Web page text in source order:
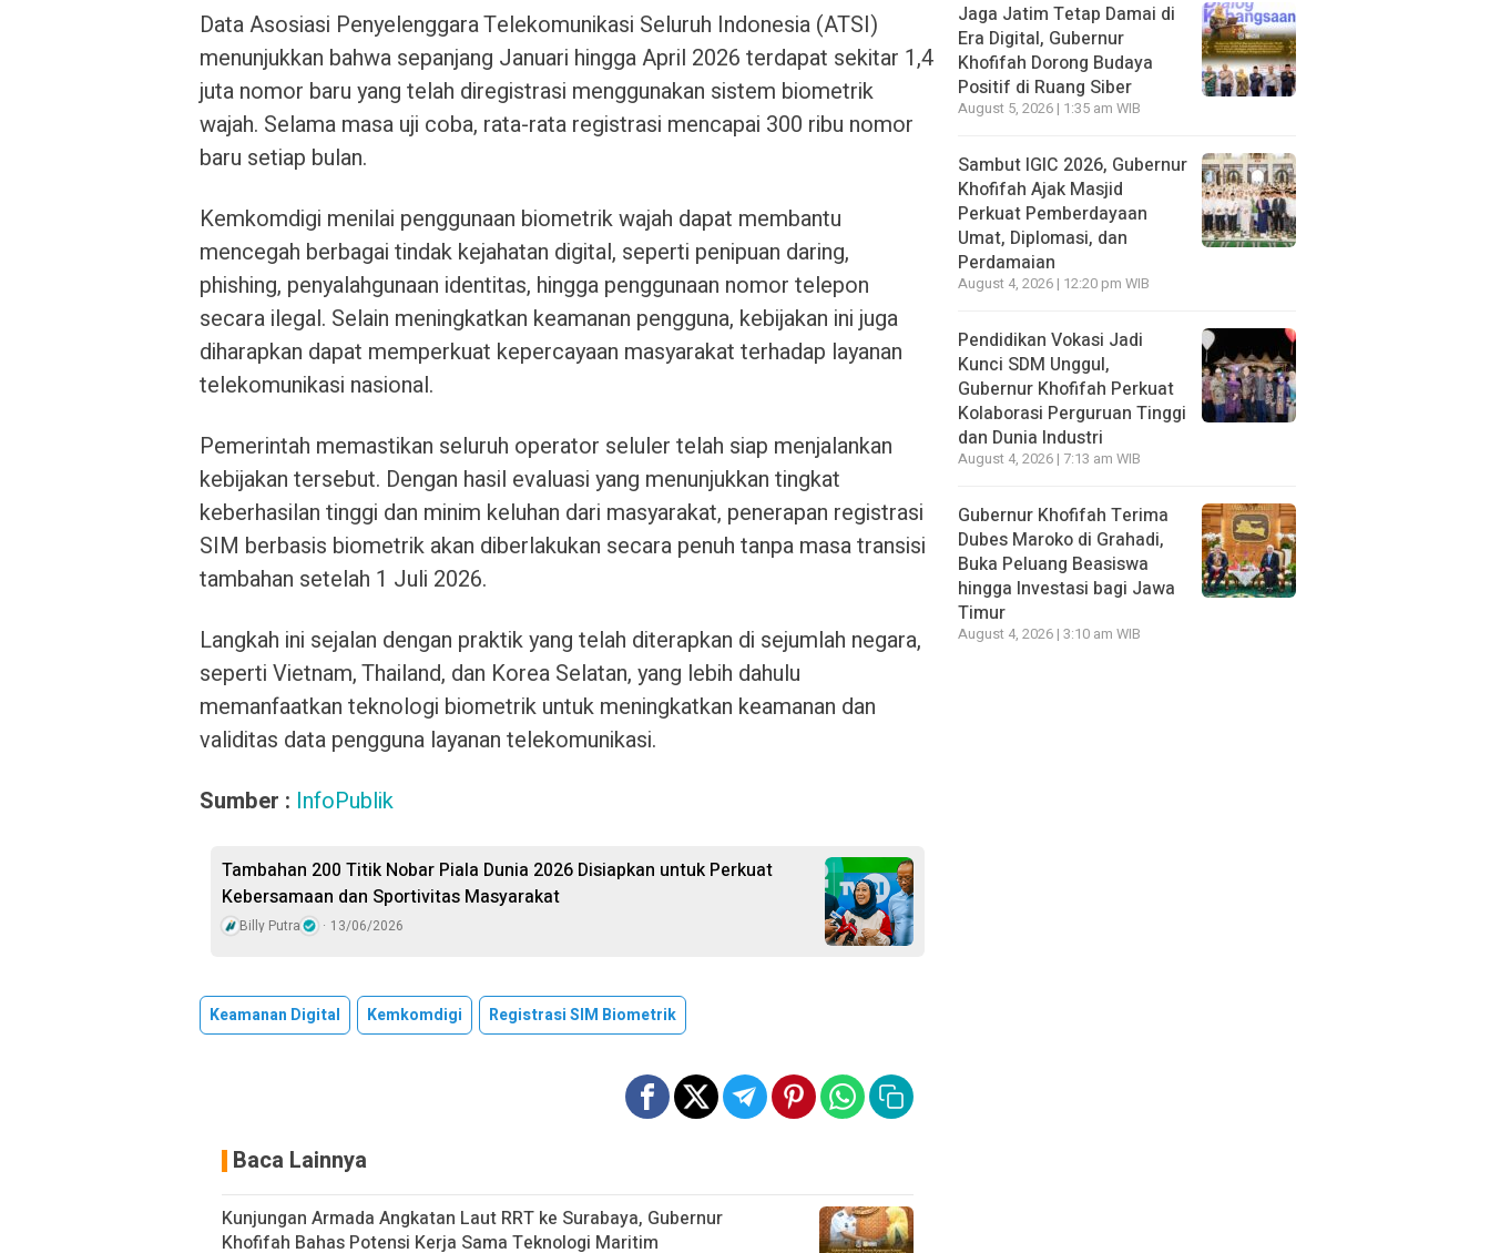
Data Asosiasi Penyelenggara Telekomunikasi Seluruh Indonesia (ATSI)
menunjukkan bahwa sepanjang Januari hingga April 2026 terdapat sekitar 1,4
juta nomor baru yang telah diregistrasi menggunakan sistem biometrik
wajah. Selama masa uji coba, rata-rata registrasi mencapai 300 ribu nomor
baru setiap bulan.
Kemkomdigi menilai penggunaan biometrik wajah dapat membantu
mencegah berbagai tindak kejahatan digital, seperti penipuan daring,
phishing, penyalahgunaan identitas, hingga penggunaan nomor telepon
secara ilegal. Selain meningkatkan keamanan pengguna, kebijakan ini juga
diharapkan dapat memperkuat kepercayaan masyarakat terhadap layanan
telekomunikasi nasional.
Pemerintah memastikan seluruh operator seluler telah siap menjalankan
kebijakan tersebut. Dengan hasil evaluasi yang menunjukkan tingkat
keberhasilan tinggi dan minim keluhan dari masyarakat, penerapan registrasi
SIM berbasis biometrik akan diberlakukan secara penuh tanpa masa transisi
tambahan setelah 1 Juli 2026.
Langkah ini sejalan dengan praktik yang telah diterapkan di sejumlah negara,
seperti Vietnam, Thailand, dan Korea Selatan, yang lebih dahulu
memanfaatkan teknologi biometrik untuk meningkatkan keamanan dan
validitas data pengguna layanan telekomunikasi.
Sumber : InfoPublik
Tambahan 200 Titik Nobar Piala Dunia 2026 Disiapkan untuk Perkuat
Kebersamaan dan Sportivitas Masyarakat
Billy Putra 13/06/2026
Keamanan Digital Kemkomdigi Registrasi SIM Biometrik
Baca Lainnya
Kunjungan Armada Angkatan Laut RRT ke Surabaya, Gubernur
Khofifah Bahas Potensi Kerja Sama Teknologi Maritim
Jaga Jatim Tetap Damai di
Era Digital, Gubernur
Khofifah Dorong Budaya
Positif di Ruang Siber
August 5, 2026 | 1:35 am WIB
Sambut IGIC 2026, Gubernur
Khofifah Ajak Masjid
Perkuat Pemberdayaan
Umat, Diplomasi, dan
Perdamaian
August 4, 2026 | 12:20 pm WIB
Pendidikan Vokasi Jadi
Kunci SDM Unggul,
Gubernur Khofifah Perkuat
Kolaborasi Perguruan Tinggi
dan Dunia Industri
August 4, 2026 | 7:13 am WIB
Gubernur Khofifah Terima
Dubes Maroko di Grahadi,
Buka Peluang Beasiswa
hingga Investasi bagi Jawa
Timur
August 4, 2026 | 3:10 am WIB